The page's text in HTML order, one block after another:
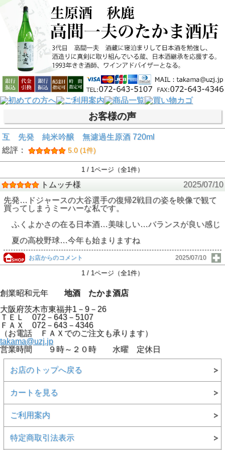
お客様の声
互 先発 純米吟醸 無濾過生原酒 720ml
総評：
5.0 (1件)
1 / 1ページ（全1件）
トムッチ様
2025/07/10
先発…ドジャースの大谷選手の復帰2戦目の姿を映像で観て
買ってしまうミーハーな私です。
ふくよかさの在る日本酒…美味しい…バランスが良い感じ
夏の高校野球…今年も始まりますね
お店からのコメント 2025/07/10
1 / 1ページ（全1件）
創業昭和元年 地酒 たかま酒店
大阪府茨木市東福井1－9－26
ＴＥＬ 072－643－5107
ＦＡＸ 072－643－4346
（お電話 ＦＡＸでのご注文も承ります）
takama@uzj.jp
営業時間 ９時～２０時 水曜 定休日
お店のトップへ戻る
カートを見る
ご利用案内
特定商取引法表示